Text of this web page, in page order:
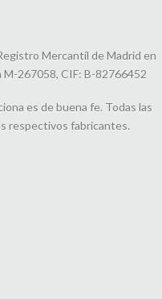
Mercantil de Madrid en
M-267058, CIF: B-82766452
es de buena fe. Todas las
respectivos fabricantes.